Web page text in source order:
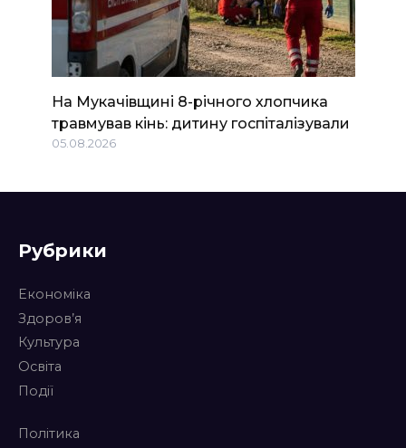
На Мукачівщині 8-річного хлопчика
травмував кінь: дитину госпіталізували
05.08.2026
Рубрики
Економіка
Здоров’я
Культура
Освіта
Події
Політика